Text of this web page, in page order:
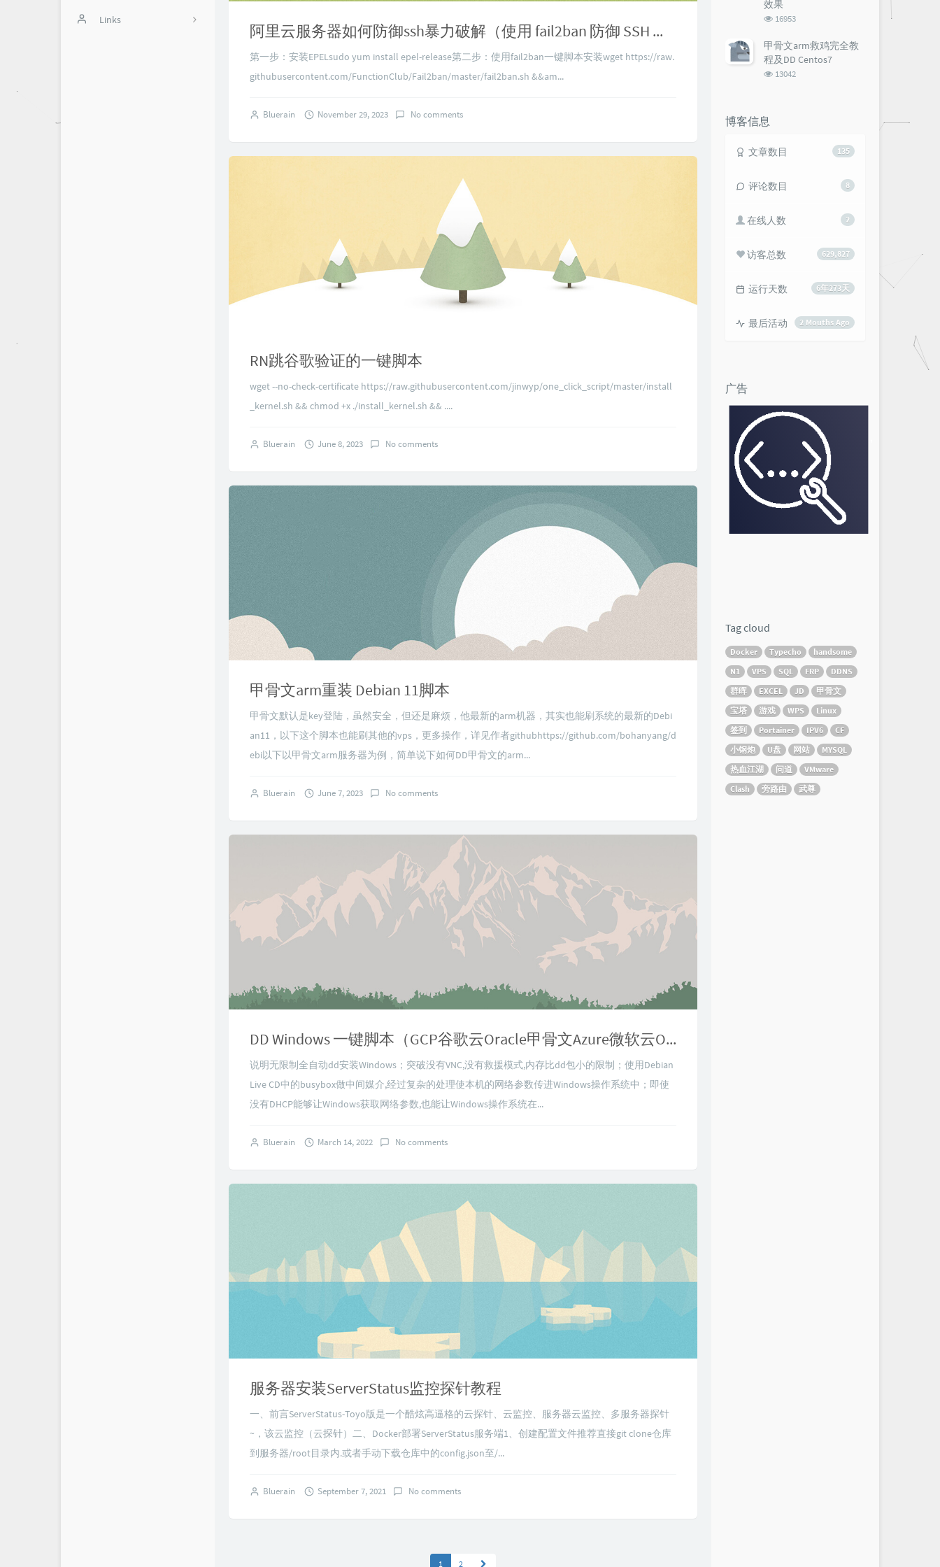
12
斐讯N1
积分商城
Links
阿里云服务器如何防御ssh暴力破解（使用 fail2ban 防御 SSH 服务器的暴力破解攻击）
第一步：安装EPELsudo yum install epel-release第二步：使用fail2ban一键脚本安装wget https://raw.
githubusercontent.com/FunctionClub/Fail2ban/master/fail2ban.sh &&am...
Bluerain November 29, 2023 No comments
RN跳谷歌验证的一键脚本
wget --no-check-certificate https://raw.githubusercontent.com/jinwyp/one_click_script/master/install
_kernel.sh && chmod +x ./install_kernel.sh && ....
Bluerain June 8, 2023 No comments
甲骨文arm重装 Debian 11脚本
甲骨文默认是key登陆，虽然安全，但还是麻烦，他最新的arm机器，其实也能刷系统的最新的Debi
an11，以下这个脚本也能刷其他的vps，更多操作，详见作者githubhttps://github.com/bohanyang/d
ebi以下以甲骨文arm服务器为例，简单说下如何DD甲骨文的arm...
Bluerain June 7, 2023 No comments
DD Windows 一键脚本（GCP谷歌云Oracle甲骨文Azure微软云OVH云）
说明无限制全自动dd安装Windows；突破没有VNC,没有救援模式,内存比dd包小的限制；使用Debian
Live CD中的busybox做中间媒介,经过复杂的处理使本机的网络参数传进Windows操作系统中；即使
没有DHCP能够让Windows获取网络参数,也能让Windows操作系统在...
Bluerain March 14, 2022 No comments
服务器安装ServerStatus监控探针教程
一、前言ServerStatus-Toyo版是一个酷炫高逼格的云探针、云监控、服务器云监控、多服务器探针
~，该云监控（云探针）二、Docker部署ServerStatus服务端1、创建配置文件推荐直接git clone仓库
到服务器/root目录内.或者手动下载仓库中的config.json至/...
Bluerain September 7, 2021 No comments
1 2
效果
浏
次
数:
16953
甲骨文arm救鸡完全教
程及DD Centos7
浏
13042
博客信息
135
文章数目
8
评论数目
2
在线人数
629,827
访客总数
6年273天
运行天数
2 Mouths Ago
最后活动
广告
Tag cloud
Docker Typecho
handsome
N1
VPS SQL FRP
DDNS
群晖
EXCEL JD
甲骨文
宝塔
游戏 WPS
Linux
签到
Portainer IPV6
CF
小钢炮
U盘 网站
MYSQL
热血江湖
问道
VMware
Clash
旁路由 武尊